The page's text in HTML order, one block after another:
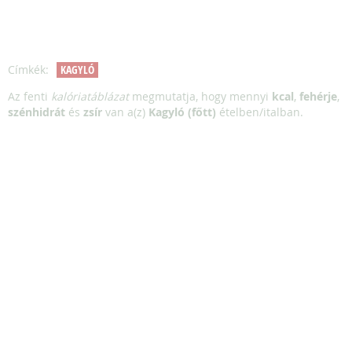
Címkék:
KAGYLÓ
Az fenti kalóriatáblázatmegmutatja, hogy mennyi kcal, fehérje,
szénhidrát és zsír van a(z) Kagyló (főtt) ételben/italban.